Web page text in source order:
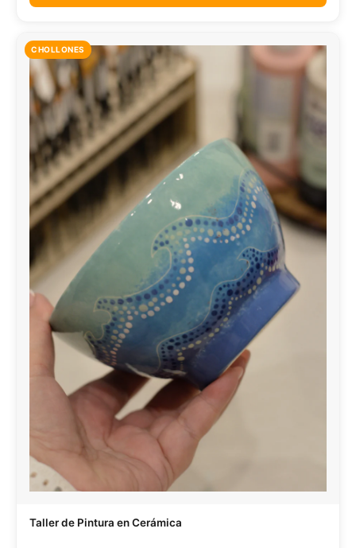
CHOLLONES
Taller de Pintura en Cerámica